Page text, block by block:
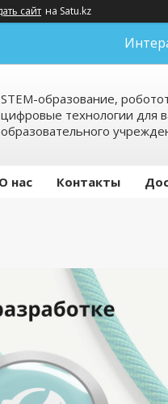
сайт на Satu.kz
STEM-образование,
цифровые технологии для
образовательного
О нас Контакты